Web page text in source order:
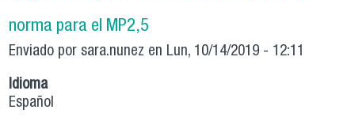
norma para el MP2,5
Enviado porsara.nunez en Lun, 10/14/2019 - 12:11
Idioma
Español